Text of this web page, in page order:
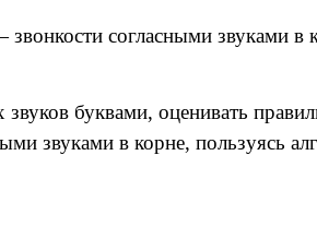
согласными звуками в
буквами, оценивать
звуками в корне, пользуясь